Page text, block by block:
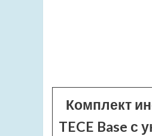
Комплект
TECE Base с